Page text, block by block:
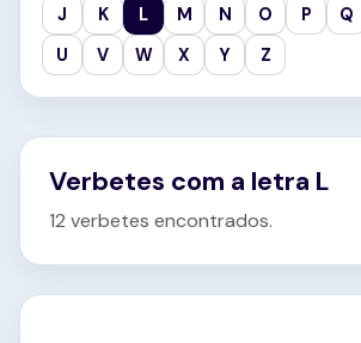
Verbetes com a letra L
12 verbetes encontrados.
J
K L M N O P Q
U
V W X Y Z